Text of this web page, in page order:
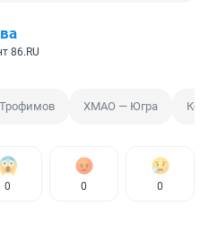
86.RU
ХМАО — Югра
0 0 0